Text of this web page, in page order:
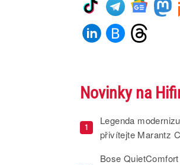
Novinky na
1
Legenda
přivítejte Marantz
Bose